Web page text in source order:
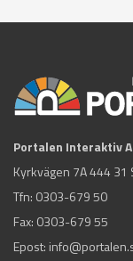
Portalen Interaktiv
Kyrkvägen 7A 444 31
Tfn: 0303-679 50
Fax: 0303-679 55
Epost: